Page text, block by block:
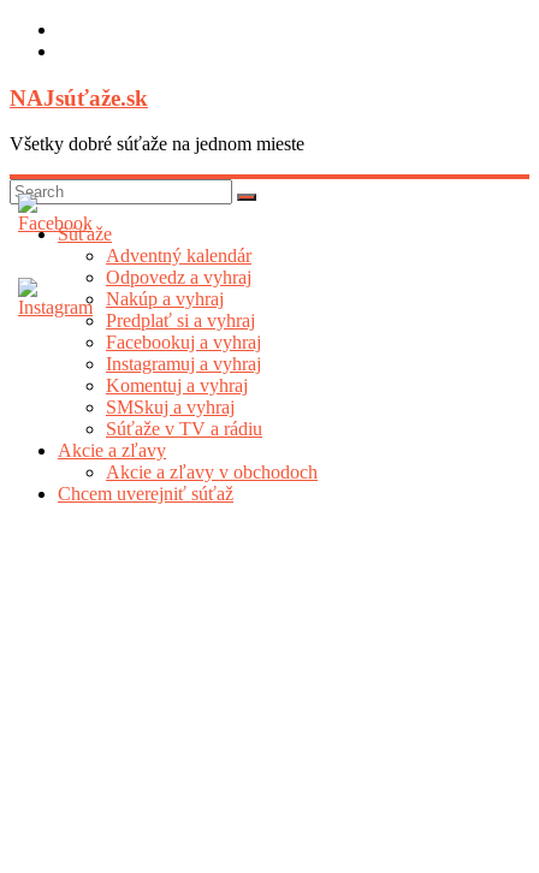
Skip
NAJsúťaže.sk
Všetky dobré súťaže na jednom mieste
Súťaže
Adventný kalendár
Odpovedz a vyhraj
Nakúp a vyhraj
Predplať si a vyhraj
Facebookuj a vyhraj
Instagramuj a vyhraj
Komentuj a vyhraj
SMSkuj a vyhraj
Súťaže v TV a rádiu
Akcie a zľavy
Akcie a zľavy v obchodoch
Chcem uverejniť súťaž